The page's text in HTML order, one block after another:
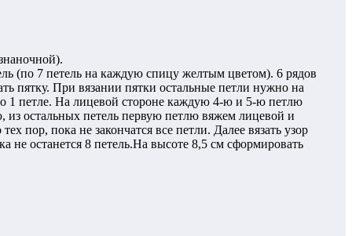
(по 7 петель на каждую спицу желтым цветом). 6 рядов
пятку. При вязании пятки остальные петли нужно на
1 петле. На лицевой стороне каждую 4-ю и 5-ю петлю
остальных петель первую петлю вяжем лицевой и
пор, пока не закончатся все петли. Далее вязать узор
не останется 8 петель.На высоте 8,5 см сформировать